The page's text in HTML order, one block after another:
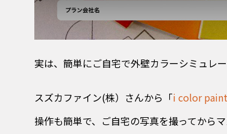
実は、簡単にご自宅で外壁カラーシミュレ
スズカファイン(株）さんから「i color paint
操作も簡単で、ご自宅の写真を撮ってから